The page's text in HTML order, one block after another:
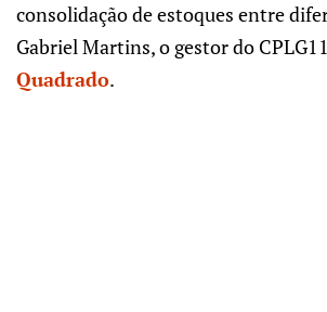
consolidação de estoques entre
Gabriel Martins, o gestor do
Quadrado.